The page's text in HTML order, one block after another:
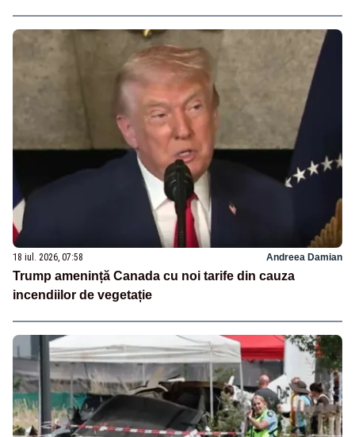
18 iul. 2026, 07:58 Andreea Damian
Trump amenință Canada cu noi tarife din cauza
incendiilor de vegetație